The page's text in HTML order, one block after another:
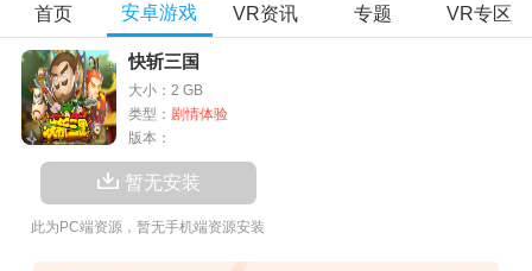
首页 安卓游戏 VR资讯 专题 VR专区
快斩三国
大小：2 GB
类型： 剧情体验
版本：
暂无安装
此为PC端资源，暂无手机端资源安装